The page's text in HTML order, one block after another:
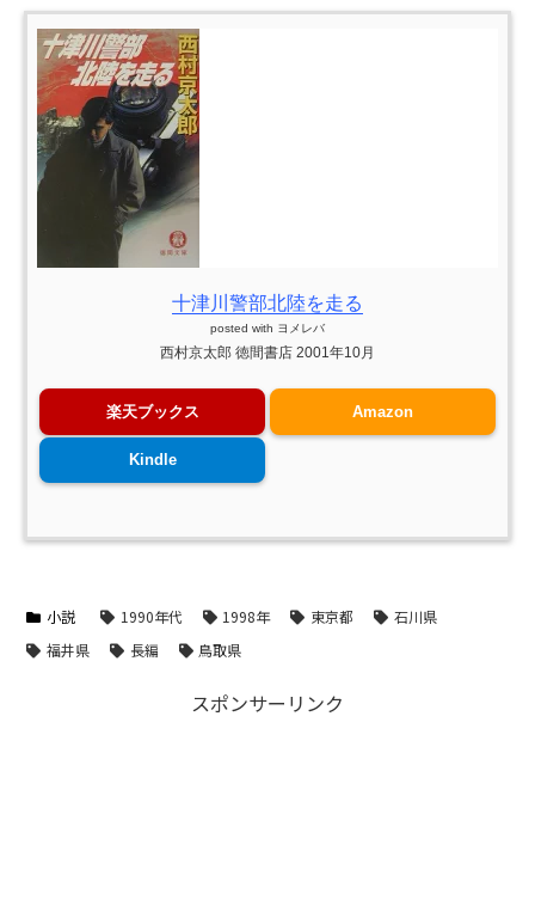
十津川警部北陸を走る
posted with ヨメレバ
西村京太郎 徳間書店 2001年10月
楽天ブックス Amazon
Kindle
小説 1990年代 1998年 東京都
石川県
福井県
長編 鳥取県
スポンサーリンク